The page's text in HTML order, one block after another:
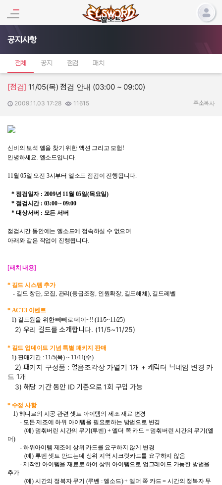
공지사항
전체 공지 점검 패치
[점검] 11/05(목) 점검 안내 (03:00 ~ 09:00)
작성일:
2009.11.03 17:28
조회수: 11615 주소복사
신비의 보석 엘을 찾기 위한 액션 그리고 모험!
안녕하세요. 엘소드입니다.
11월 05일 오전 3시부터 엘소드 점검이 진행됩니다.
* 점검일자 : 2009년 11월 05일(목요일)
* 점검시간: 03:00~ 09:00
* 대상서버 : 모든 서버
점검시간 동안에는 엘소드에 접속하실 수 없으며
아래와 같은 작업이 진행됩니다.
[패치 내용]
* 길드 시스템 추가
- 길드 창단, 모집, 관리(등급조정, 인원확장, 길드해체), 길드레벨
* ACT3 이벤트
1) 길드원을 위한 빼빼로 데이~!! (11/5~11/25)
2) 우리 길드를 소개합니다. (11/5~11/25)
* 길드 업데이트 기념 특별 패키지 판매
1) 판매기간 : 11/5(목) ~ 11/11(수)
2) 패키지 구성품 : 얼음조각상 가열기 1개 + 캐릭터 닉네임 변경 카
드 1개
3) 해당 기간 동안 ID 기준으로 1회 구입 가능
* 수정 사항
1) 헤니르의 시공 관련 셋트 아이템의 제조 재료 변경
- 모든 제조에 하위 아이템을 필요로하는 방법으로 변경
(예) 멈춰버린 시간의 무기(루벤) + 엘더 쪽 카드 = 멈춰버린 시간의 무기(엘
더)
- 하위아이템 제조에 상위 카드를 요구하지 않게 변경
(예) 루벤 셋트 만드는데 상위 지역 시크릿카드를 요구하지 않음
- 제작한 아이템을 재료로 하여 상위 아이템으로 업그레이드 가능한 방법을
추가
(예) 시간의 정복자 무기 (루벤 : 엘소드) + 엘더 쪽 카드 = 시간의 정복자 무